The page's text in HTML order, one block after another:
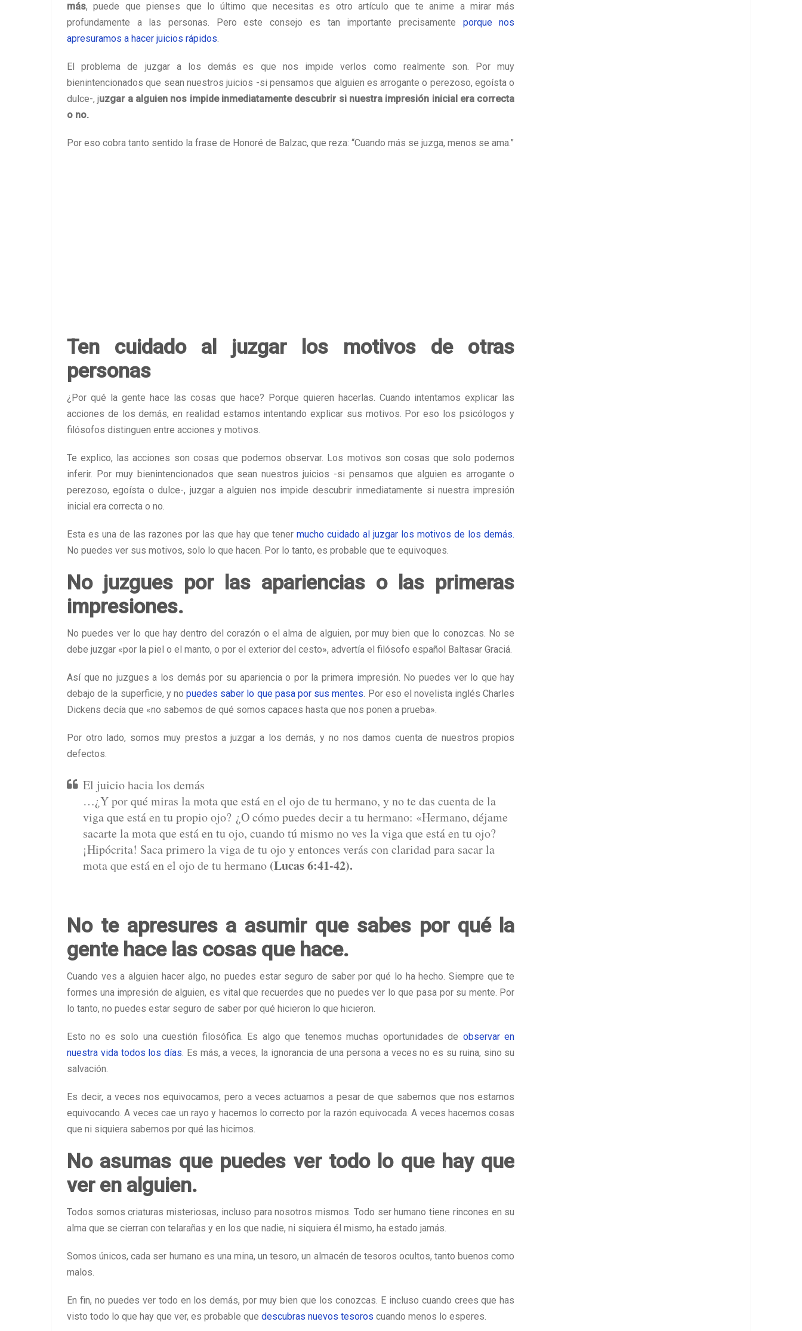
más, puede que pienses que lo último que necesitas es otro artículo que te anime a mirar más
profundamente a las personas. Pero este consejo es tan importante precisamente porque nos
apresuramos a hacer juicios rápidos
El problema de juzgar a los demás es que nos impide verlos como realmente son. Por muy
bienintencionados que sean nuestros juicios -si pensamos que alguien es arrogante o perezoso, egoísta o
dulce-, juzgar a alguien nos impide inmediatamente descubrir si nuestra impresión inicial era correcta
o no.
Por eso cobra tanto sentido la frase de Honoré de Balzac, que reza: “Cuando más se juzga, menos se ama.”
Ten cuidado al juzgar los motivos de otras
personas
¿Por qué la gente hace las cosas que hace? Porque quieren hacerlas. Cuando intentamos explicar las
acciones de los demás, en realidad estamos intentando explicar sus motivos. Por eso los psicólogos y
filósofos distinguen entre acciones y motivos.
Te explico, las acciones son cosas que podemos observar. Los motivos son cosas que solo podemos
inferir. Por muy bienintencionados que sean nuestros juicios -si pensamos que alguien es arrogante o
perezoso, egoísta o dulce-, juzgar a alguien nos impide descubrir inmediatamente si nuestra impresión
inicial era correcta o no.
Esta es una de las razones por las que hay que tenermucho cuidado al juzgar los motivos de los demás.
No puedes ver sus motivos, solo lo que hacen. Por lo tanto, es probable que te equivoques.
No juzgues por las apariencias o las primeras
impresiones.
No puedes ver lo que hay dentro del corazón o el alma de alguien, por muy bien que lo conozcas. No se
debe juzgar «por la piel o el manto, o por el exterior del cesto», advertía el filósofo español Baltasar Graciá.
Así que no juzgues a los demás por su apariencia o por la primera impresión. No puedes ver lo que hay
debajo de la superficie, y nopuedes saber lo que pasa por sus mentes . Por eso el novelista inglés Charles
Dickens decía que «no sabemos de qué somos capaces hasta que nos ponen a prueba».
Por otro lado, somos muy prestos a juzgar a los demás, y no nos damos cuenta de nuestros propios
defectos.
El juicio hacia los demás
…¿Y por qué miras la mota que está en el ojo de tu hermano, y no te das cuenta de la
viga que está en tu propio ojo? ¿O cómo puedes decir a tu hermano: «Hermano, déjame
sacarte la mota que está en tu ojo, cuando tú mismo no ves la viga que está en tu ojo?
¡Hipócrita! Saca primero la viga de tu ojo y entonces verás con claridad para sacar la
mota que está en el ojo de tu hermano (Lucas 6:41-42).
No te apresures a asumir que sabes por qué la
gente hace las cosas que hace.
Cuando ves a alguien hacer algo, no puedes estar seguro de saber por qué lo ha hecho. Siempre que te
formes una impresión de alguien, es vital que recuerdes que no puedes ver lo que pasa por su mente. Por
lo tanto, no puedes estar seguro de saber por qué hicieron lo que hicieron.
Esto no es solo una cuestión filosófica. Es algo que tenemos muchas oportunidades de observar en
nuestra vida todos los días . Es más, a veces, la ignorancia de una persona a veces no es su ruina, sino su
salvación.
Es decir, a veces nos equivocamos, pero a veces actuamos a pesar de que sabemos que nos estamos
equivocando. A veces cae un rayo y hacemos lo correcto por la razón equivocada. A veces hacemos cosas
que ni siquiera sabemos por qué las hicimos.
No asumas que puedes ver todo lo que hay que
ver en alguien.
Todos somos criaturas misteriosas, incluso para nosotros mismos. Todo ser humano tiene rincones en su
alma que se cierran con telarañas y en los que nadie, ni siquiera él mismo, ha estado jamás.
Somos únicos, cada ser humano es una mina, un tesoro, un almacén de tesoros ocultos, tanto buenos como
malos.
En fin, no puedes ver todo en los demás, por muy bien que los conozcas. E incluso cuando crees que has
visto todo lo que hay que ver, es probable que descubras nuevos tesoros cuando menos lo esperes.